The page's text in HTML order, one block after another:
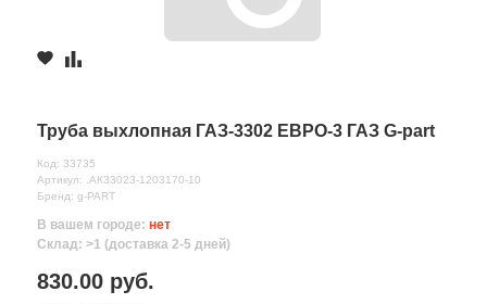
Труба выхлопная ГАЗ-3302 ЕВРО-3 ГАЗ G-part
Код: 33735
Артикул: .АК33023-1203170-10
Бренд: g-PART
В вашем городе: нет
Склад: >1 (доставка 2-5 дней)
830.00 руб.